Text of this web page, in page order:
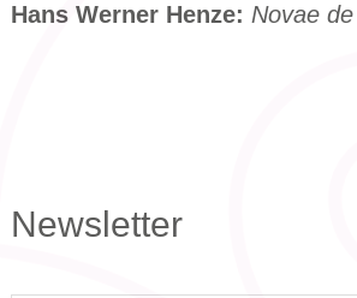
Hans Werner Henze: Novae
Newsletter